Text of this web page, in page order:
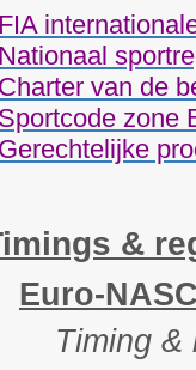
FIA
Nationaal
Charter van de
Sportcode zone
Gerechtelijke
&
Euro-
Timing &